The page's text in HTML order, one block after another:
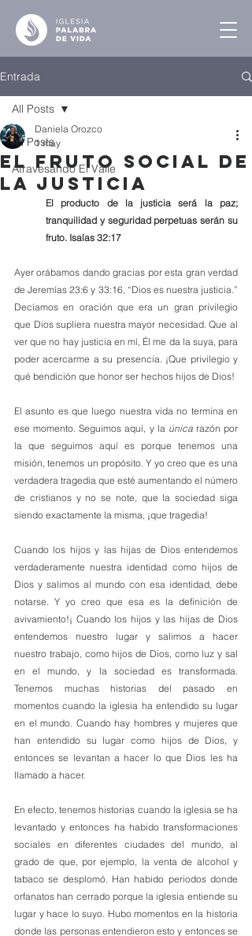
Entrada
All Posts
Atravesando El Valle
All Posts
El Fruto Social de
la Justicia
Daniela Orozco
1 may
El producto de la justicia será la paz;
tranquilidad y seguridad perpetuas serán su
fruto. Isaías 32:17
Ayer orábamos dando gracias por esta gran verdad
de Jeremías 23:6 y 33:16, “Dios es nuestra justicia.”
Decíamos en oración que era un gran privilegio
que Dios supliera nuestra mayor necesidad. Que al
ver que no hay justicia en mí, Él me da la suya, para
poder acercarme a su presencia. ¡Que privilegio y
qué bendición que honor ser hechos hijos de Dios!
El asunto es que luego nuestra vida no termina en
ese momento. Seguimos aquí, y la única razón por
la que seguimos aquí es porque tenemos una
misión, tenemos un propósito. Y yo creo que es una
verdadera tragedia que esté aumentando el número
de cristianos y no se note, que la sociedad siga
siendo exactamente la misma, ¡que tragedia!
Cuando los hijos y las hijas de Dios entendemos
verdaderamente nuestra identidad como hijos de
Dios y salimos al mundo con esa identidad, debe
notarse. Y yo creo que esa es la definición de
avivamiento!¡ Cuando los hijos y las hijas de Dios
entendemos nuestro lugar y salimos a hacer
nuestro trabajo, como hijos de Dios, como luz y sal
en el mundo, y la sociedad es transformada.
Tenemos muchas historias del pasado en
momentos cuando la iglesia ha entendido su lugar
en el mundo. Cuando hay hombres y mujeres que
han entendido su lugar como hijos de Dios, y
entonces se levantan a hacer lo que Dios les ha
llamado a hacer.
En efecto, tenemos historias cuando la iglesia se ha
levantado y entonces ha habido transformaciones
sociales en diferentes ciudades del mundo, al
grado de que, por ejemplo, la venta de alcohol y
tabaco se desplomó. Han habido periodos donde
orfanatos han cerrado porque la iglesia entiende su
lugar y hace lo suyo. Hubo momentos en la historia
donde las personas entendieron esto y entonces se